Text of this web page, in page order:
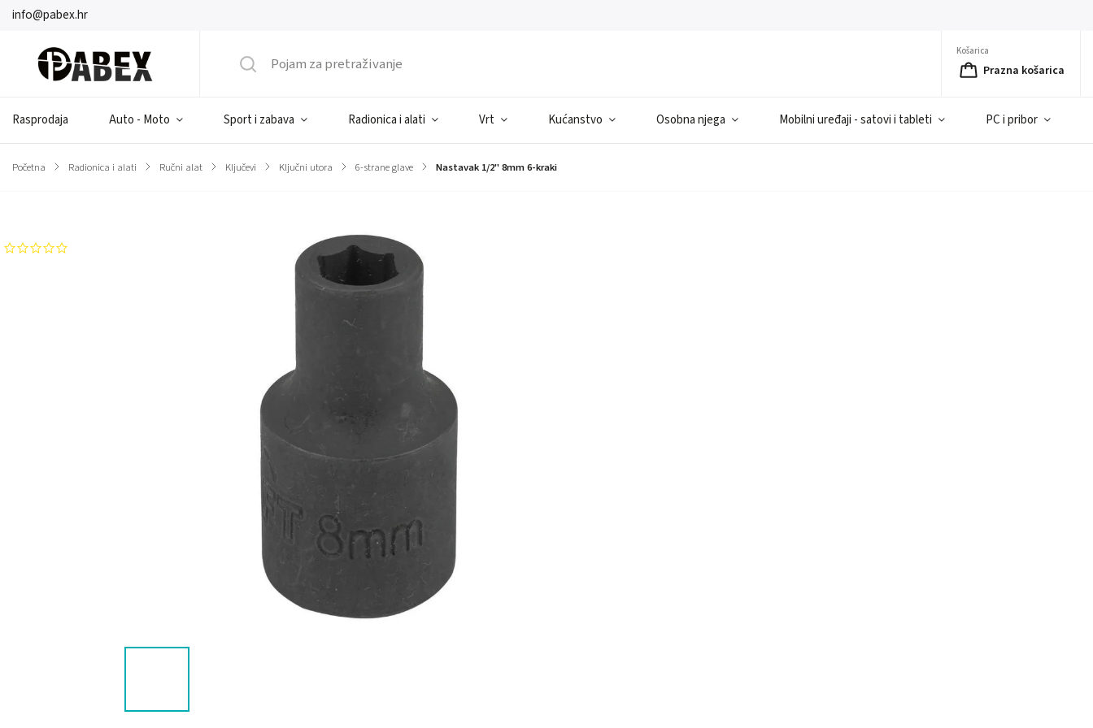
info@pabex.hr
Košarica
Prazna košarica
Rasprodaja Auto - Moto Sport i zabava Radionica i alati Vrt Kućanstvo Osobna njega Mobilni uređaji - satovi i tableti PC i pribor
Početna / Radionica i alati / Ručni alat / Ključevi / Ključni utora / 6-strane glave / Nastavak 1/2" 8mm 6-kraki